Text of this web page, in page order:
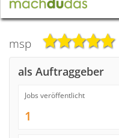
msp
als Auftraggeber
Jobs veröffentlicht
1